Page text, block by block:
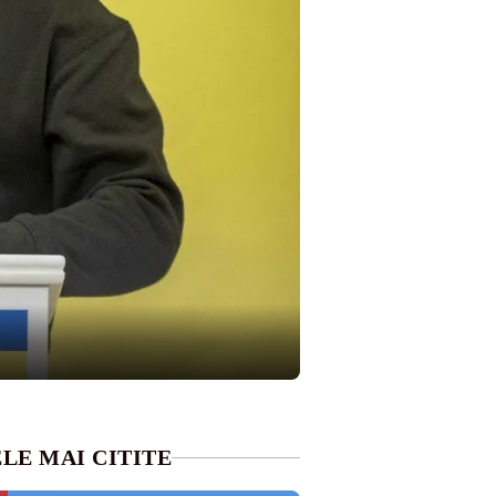
MAI CITITE